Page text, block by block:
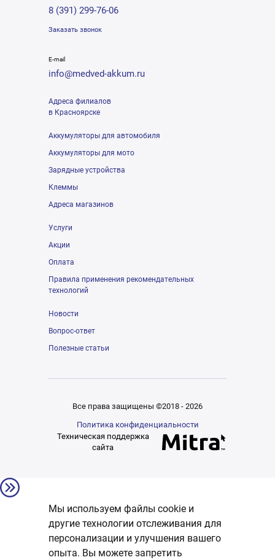
8 (391) 299-76-06
Заказать звонок
E-mail
info@medved-akkum.ru
Адреса филиалов
в Красноярске
Аккумуляторы для автомобиля
Аккумуляторы для мото
Зарядные устройства
Клеммы
Адреса магазинов
Услуги
Акции
Оплата
Правила применения рекомендательных
технологий
Новости
Вопрос-ответ
Полезные статьи
Все права защищены ©2018 - 2026
Политика конфиденциальности
Техническая поддержка
сайта
Мы используем файлы cookie и
другие технологии отслеживания для
персонализации и улучшения вашего
опыта. Вы можете запретить